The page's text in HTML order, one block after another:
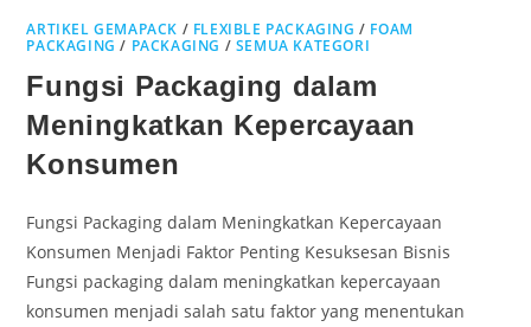
ARTIKEL GEMAPACK / FLEXIBLE PACKAGING / FOAM
PACKAGING / PACKAGING / SEMUA KATEGORI
Fungsi Packaging dalam
Meningkatkan Kepercayaan
Konsumen
Fungsi Packaging dalam Meningkatkan Kepercayaan
Konsumen Menjadi Faktor Penting Kesuksesan Bisnis
Fungsi packaging dalam meningkatkan kepercayaan
konsumen menjadi salah satu faktor yang menentukan